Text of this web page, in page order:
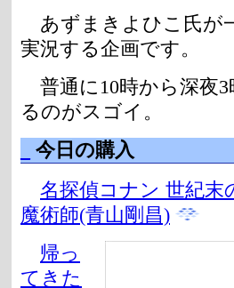
あずまきよひこ氏が
実況する企画です。
普通に10時から深夜
るのがスゴイ。
今日の購入
名探偵コナン 世紀末
魔術師(青山剛昌)
帰っ
てきた